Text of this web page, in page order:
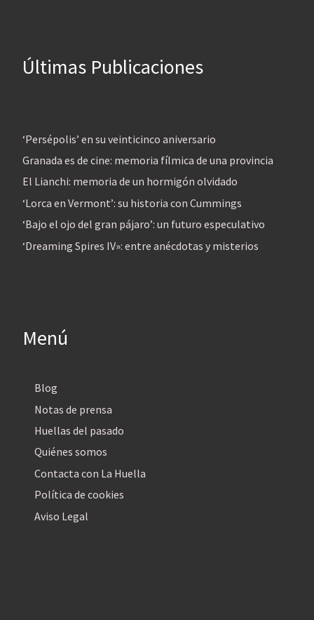
Últimas Publicaciones
‘Persépolis’ en su veinticinco aniversario
Granada es de cine: memoria fílmica de una provincia
El Lianchi: memoria de un hormigón olvidado
‘Lorca en Vermont’: su historia con Cummings
‘Bajo el ojo del gran pájaro’: un futuro especulativo
‘Dreaming Spires IV»: entre anécdotas y misterios
Menú
Blog
Notas de prensa
Huellas del pasado
Quiénes somos
Contacta con La Huella
Política de cookies
Aviso Legal